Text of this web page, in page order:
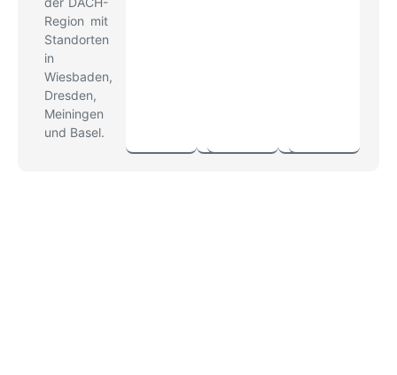
Region mit
Standorten
in
Wiesbaden,
Dresden,
Meiningen
und Basel.